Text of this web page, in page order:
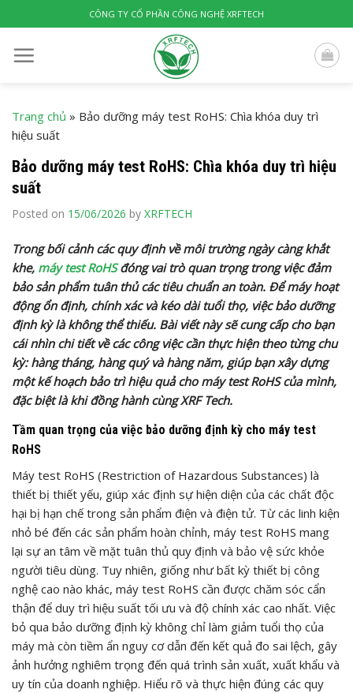
to
content
CÔNG TY CỔ PHẦN CÔNG NGHỆ XRFTECH
Trang chủ » Bảo dưỡng máy test RoHS: Chìa khóa duy trì
hiệu suất
Bảo dưỡng máy test RoHS: Chìa khóa duy trì hiệu
suất
Posted on 15/06/2026 by XRFTECH
Trong bối cảnh các quy định về môi trường ngày càng khắt
khe, máy test RoHSđóng vai trò quan trọng trong việc đảm
bảo sản phẩm tuân thủ các tiêu chuẩn an toàn. Để máy hoạt
động ổn định, chính xác và kéo dài tuổi thọ, việc bảo dưỡng
định kỳ là không thể thiếu. Bài viết này sẽ cung cấp cho bạn
cái nhìn chi tiết về các công việc cần thực hiện theo từng chu
kỳ: hàng tháng, hàng quý và hàng năm, giúp bạn xây dựng
một kế hoạch bảo trì hiệu quả cho máy test RoHS của mình,
đặc biệt là khi đồng hành cùng XRF Tech.
Tầm quan trọng của việc bảo dưỡng định kỳ cho máy test
RoHS
Máy test RoHS (Restriction of Hazardous Substances) là
thiết bị thiết yếu, giúp xác định sự hiện diện của các chất độc
hại bị hạn chế trong sản phẩm điện và điện tử. Từ các linh kiện
nhỏ bé đến các sản phẩm hoàn chỉnh, máy test RoHS mang
lại sự an tâm về mặt tuân thủ quy định và bảo vệ sức khỏe
người tiêu dùng. Tuy nhiên, giống như bất kỳ thiết bị công
nghệ cao nào khác, máy test RoHS cần được chăm sóc cẩn
thận để duy trì hiệu suất tối ưu và độ chính xác cao nhất. Việc
bỏ qua bảo dưỡng định kỳ không chỉ làm giảm tuổi thọ của
máy mà còn tiềm ẩn nguy cơ dẫn đến kết quả đo sai lệch, gây
ảnh hưởng nghiêm trọng đến quá trình sản xuất, xuất khẩu và
uy tín của doanh nghiệp. Hiểu rõ và thực hiện đúng các quy